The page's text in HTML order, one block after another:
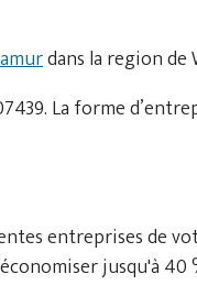
dans la region de
La forme
entreprises de
jusqu'à 40